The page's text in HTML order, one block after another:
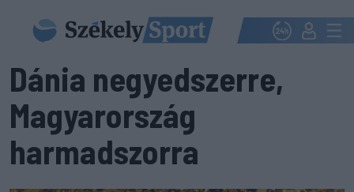
Dánia negyedszerre,
Magyarország
harmadszorra